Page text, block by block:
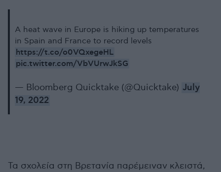
A heat wave in Europe is hiking up temperatures
in Spain and France to record levels
https://t.co/o0VQxegeHL
pic.twitter.com/VbVUrwJkSG
— Bloomberg Quicktake (@Quicktake) July
19, 2022
Τα σχολεία στη Βρετανία παρέμειναν κλειστά,